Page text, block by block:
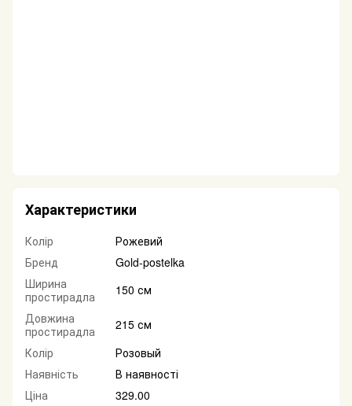
Характеристики
Колір
Рожевий
Бренд
Gold-postelka
Ширина
простирадла
150 см
Довжина
простирадла
215 см
Колір
Розовый
Наявність
В наявності
Ціна
329.00